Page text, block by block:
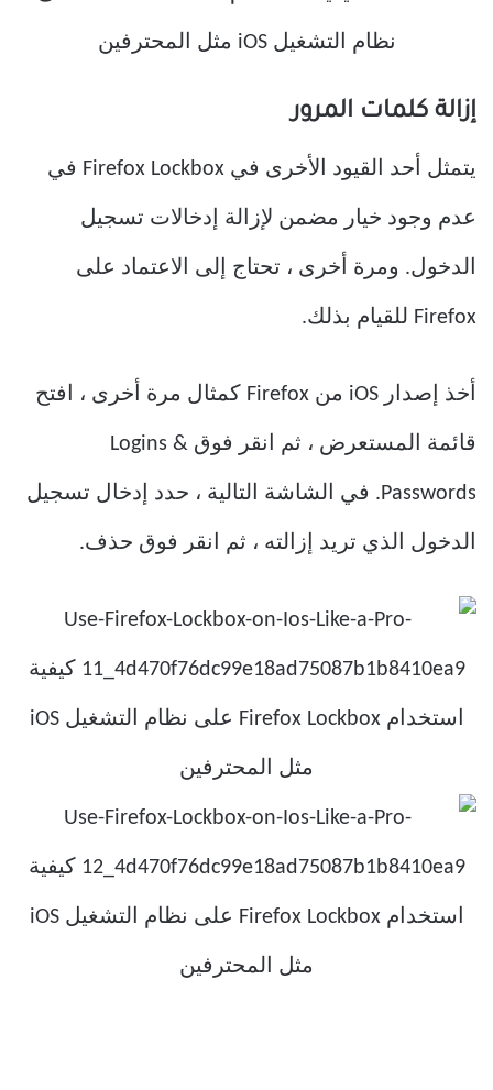
إزالة كلمات المرور
يتمثل أحد القيود الأخرى في Firefox Lockbox في
عدم وجود خيار مضمن لإزالة إدخالات تسجيل
الدخول. ومرة أخرى ، تحتاج إلى الاعتماد على
Firefox للقيام بذلك.
أخذ إصدار iOS من Firefox كمثال مرة أخرى ، افتح
قائمة المستعرض ، ثم انقر فوق Logins &
Passwords. في الشاشة التالية ، حدد إدخال تسجيل
الدخول الذي تريد إزالته ، ثم انقر فوق حذف.